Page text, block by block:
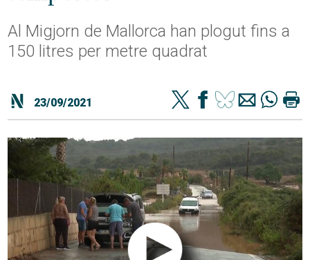
Al Migjorn de Mallorca han plogut fins a
150 litres per metre quadrat
23/09/2021